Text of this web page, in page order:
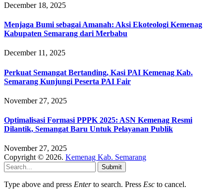
December 18, 2025
Menjaga Bumi sebagai Amanah: Aksi Ekoteologi Kemenag
Kabupaten Semarang dari Merbabu
December 11, 2025
Perkuat Semangat Bertanding, Kasi PAI Kemenag Kab.
Semarang Kunjungi Peserta PAI Fair
November 27, 2025
Optimalisasi Formasi PPPK 2025: ASN Kemenag Resmi
Dilantik, Semangat Baru Untuk Pelayanan Publik
November 27, 2025
Copyright © 2026. Kemenag Kab. Semarang
Submit
Type above and press Enterto search. Press Esc to cancel.